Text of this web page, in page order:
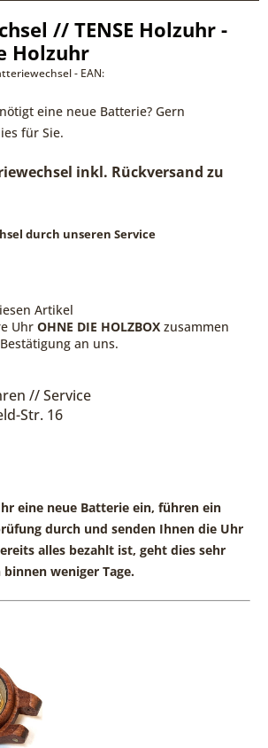
// TENSE Holzuhr -
Holzuhr
- EAN:
eine neue Batterie? Gern
für Sie.
inkl. Rückversand zu
durch unseren Service
Artikel
Uhr OHNE DIE HOLZBOX zusammen
an uns.
// Service
Str. 16
eine neue Batterie ein, führen ein
durch und senden Ihnen die Uhr
alles bezahlt ist, geht dies sehr
weniger Tage.